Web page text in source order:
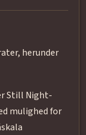
herunder
Still Night-
mulighed for